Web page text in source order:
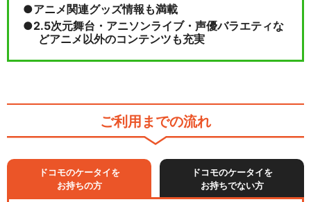
アニメ関連グッズ情報も満載
2.5次元舞台・アニソンライブ・声優バラエティな
どアニメ以外のコンテンツも充実
ご利用までの流れ
ドコモのケータイを
お持ちの方
ドコモのケータイを
お持ちでない方